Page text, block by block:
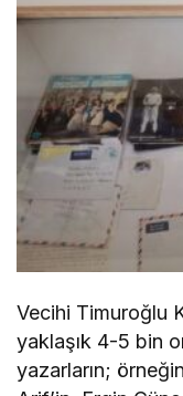
Vecihi Timuroğlu
yaklaşık 4-5 bin
yazarların;